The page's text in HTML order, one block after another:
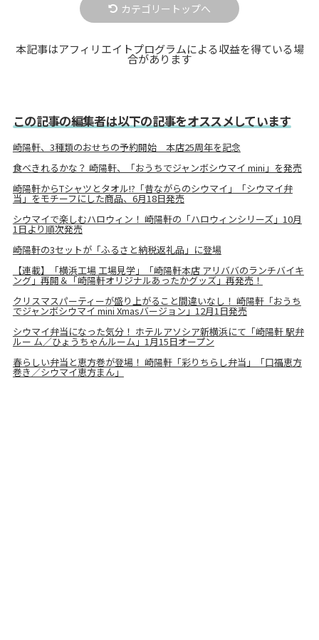
カテゴリートップへ
本記事はアフィリエイトプログラムによる収益を得ている場
合があります
この記事の編集者は以下の記事をオススメしています
崎陽軒、3種類のおせちの予約開始 本店25周年を記念
食べきれるかな？ 崎陽軒、「おうちでジャンボシウマイ mini」を発売
崎陽軒からTシャツとタオル!?「昔ながらのシウマイ」「シウマイ弁
当」をモチーフにした商品、6月18日発売
シウマイで楽しむハロウィン！ 崎陽軒の「ハロウィンシリーズ」10月
1日より順次発売
崎陽軒の3セットが「ふるさと納税返礼品」に登場
【連載】「横浜工場 工場見学」「崎陽軒本店 アリババのランチバイキ
ング」再開＆「崎陽軒オリジナルあったかグッズ」再発売！
クリスマスパーティーが盛り上がること間違いなし！ 崎陽軒「おうち
でジャンボシウマイ mini Xmasバージョン」12月1日発売
シウマイ弁当になった気分！ ホテルアソシア新横浜にて「崎陽軒 駅弁
ルー ム／ひょうちゃんルーム」1月15日オープン
春らしい弁当と恵方巻が登場！ 崎陽軒「彩りちらし弁当」「口福恵方
巻き／シウマイ恵方まん」